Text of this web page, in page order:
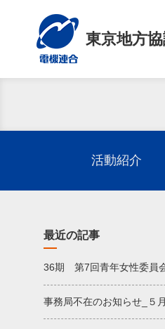
東京地方
活動紹介
最近の記事
36期 第7回青年女性委員
事務局不在のお知らせ_５